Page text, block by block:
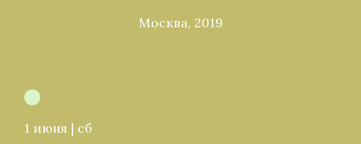
Москва, 2019
1 июня | сб